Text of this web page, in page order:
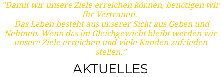
"Damit wir unsere Ziele erreichen können, benötigen wir
Ihr Vertrauen.
Das Leben besteht aus unserer Sicht aus Geben und
Nehmen. Wenn das im Gleichgewicht bleibt werden wir
unsere Ziele erreichen und viele Kunden zufrieden
stellen."
AKTUELLES